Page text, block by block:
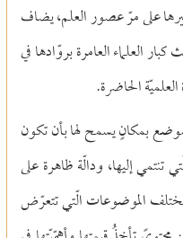
على مرّ عصور العلم، يضاف
العلماء العامرة بروّادها في
الحاضرة.
بمكانٍ يسمح لها بأن تكون
تنتمي إليها، ودالّة ظاهرة على
الموضوعات الّتي تتعرّض